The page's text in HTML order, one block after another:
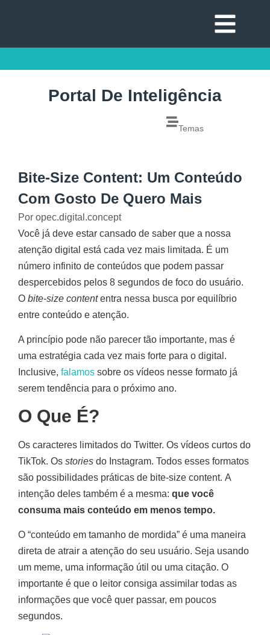
Portal De Inteligência
Temas
Bite-Size Content: Um Conteúdo
Com Gosto De Quero Mais
Por opec.digital.concept
Você já deve estar cansado de saber que a nossa
atenção digital está cada vez mais limitada. É um
número infinito de conteúdos que podem passar
despercebidos pelos 8 segundos de foco do usuário.
O bite-size contententra nessa busca por equilíbrio
entre conteúdo e atenção.
A princípio pode não parecer tão importante, mas é
uma estratégia cada vez mais forte para o digital.
Inclusive, falamos sobre os vídeos nesse formato já
serem tendência para o próximo ano.
O Que É?
Os caracteres limitados do Twitter. Os vídeos curtos do
TikTok. Os stories do Instagram. Todos esses formatos
são possibilidades práticas de bite-size content. A
intenção deles também é a mesma: que você
consuma mais conteúdo em menos tempo.
O “conteúdo em tamanho de mordida” é uma maneira
direta de atrair a atenção do seu usuário. Seja usando
um meme, uma informação útil ou uma citação. O
importante é que o leitor consiga assimilar todas as
informações que você quer passar, em poucos
segundos.